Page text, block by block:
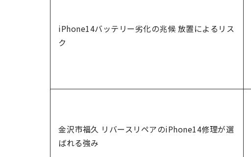
iPhone14バッテリー劣化の兆候 放置によるリス
ク
金沢市福久 リバースリペアのiPhone14修理が選
ばれる強み